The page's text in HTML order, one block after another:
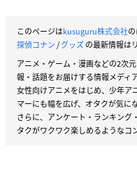
このページはkusuguru株式会社
探偵コナン/グッズの最新情報は
アニメ・ゲーム・漫画などの2次
報・話題をお届けする情報メディ
女性向けアニメをはじめ、少年ア
マーにも幅を広げ、オタクが気に
さらに、アンケート・ランキング
タクがワクワク楽しめるようなコ